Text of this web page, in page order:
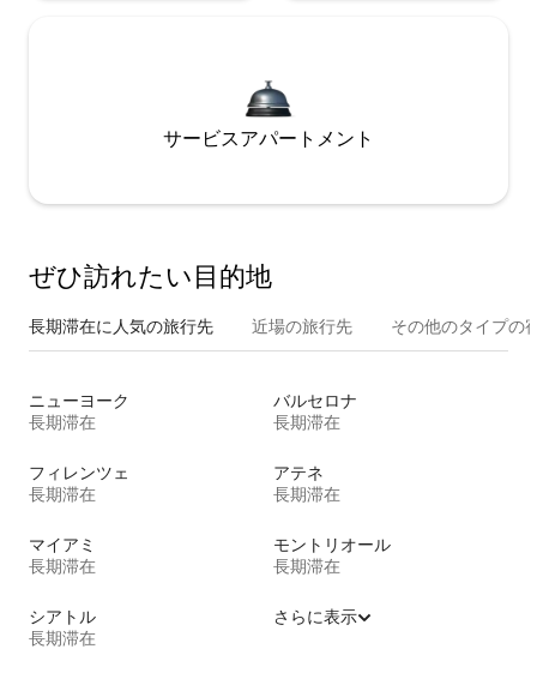
サービスアパートメント
ぜひ訪⁠れ⁠た⁠い目⁠的⁠地
長期滞在に人気の旅行先 近場の旅行先 その他のタ⁠イ⁠プ⁠の
ニューヨーク
長期滞在
バルセロナ
長期滞在
フィレンツェ
長期滞在
アテネ
長期滞在
マイアミ
長期滞在
モントリオール
長期滞在
シアトル
長期滞在
さらに表示